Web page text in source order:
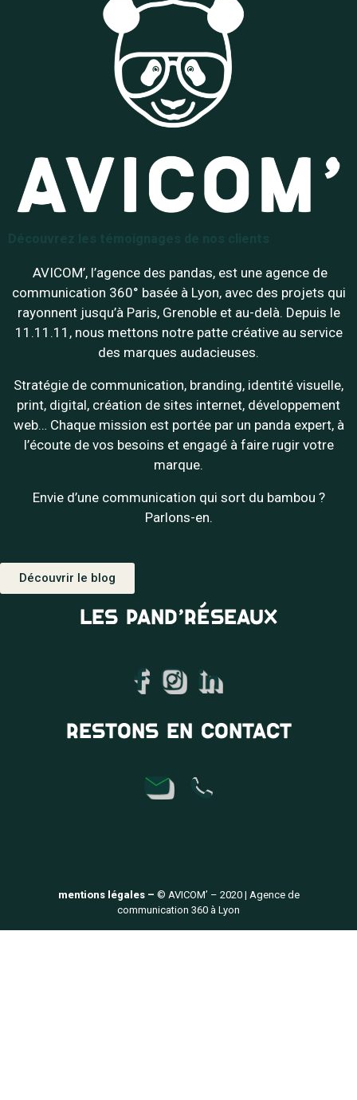
AVICOM’, l’agence des pandas, est une agence de
communication 360° basée à Lyon, avec des projets qui
rayonnent jusqu’à Paris, Grenoble et au-delà. Depuis le
11.11.11, nous mettons notre patte créative au service
des marques audacieuses.
Stratégie de communication, branding, identité visuelle,
print, digital, création de sites internet, développement
web… Chaque mission est portée par un panda expert, à
l’écoute de vos besoins et engagé à faire rugir votre
marque.
Envie d’une communication qui sort du bambou ?
Parlons-en.
Découvrir le blog
LES PAND’RÉSEAUX
RESTONS EN CONTACT
mentions légales – © AVICOM’ – 2020 | Agence de
communication 360 à Lyon